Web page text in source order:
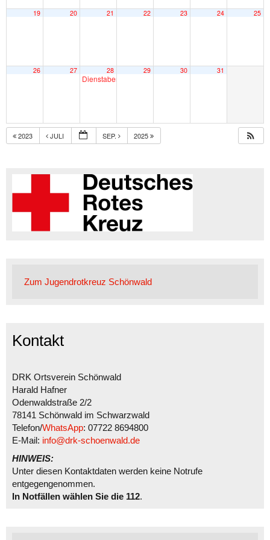
19 20 21 22 23 24 25
26 27 28
Dienstabend
29 30 31
2023 JULI SEP. 2025
Zum Jugendrotkreuz Schönwald
Kontakt
DRK Ortsverein Schönwald
Harald Hafner
Odenwaldstraße 2/2
78141 Schönwald im Schwarzwald
Telefon/WhatsApp: 07722 8694800
E-Mail: info@drk-schoenwald.de
HINWEIS:
Unter diesen Kontaktdaten werden keine Notrufe
entgegengenommen.
In Notfällen wählen Sie die 112.